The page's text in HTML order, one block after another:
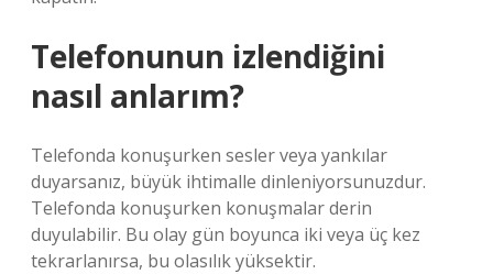
Telefonunun izlendiğini
nasıl anlarım?
Telefonda konuşurken sesler veya yankılar
duyarsanız, büyük ihtimalle dinleniyorsunuzdur.
Telefonda konuşurken konuşmalar derin
duyulabilir. Bu olay gün boyunca iki veya üç kez
tekrarlanırsa, bu olasılık yüksektir.